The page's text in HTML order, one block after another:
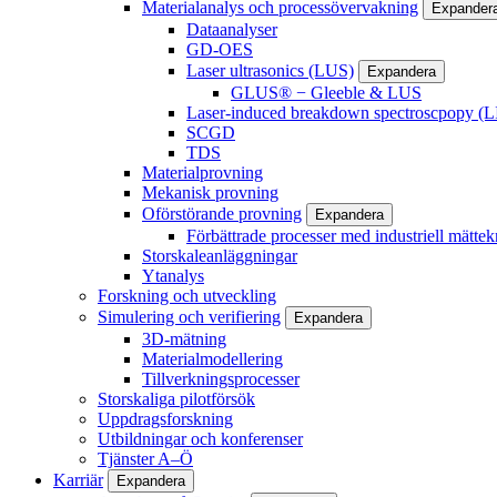
Materialanalys och processövervakning
Dataanalyser
GD-OES
Laser ultrasonics (LUS)
Expandera
GLUS® − Gleeble & LUS
Laser-induced breakdown spectroscpopy
SCGD
TDS
Materialprovning
Mekanisk provning
Oförstörande provning
Expandera
Förbättrade processer med industriell
Storskaleanläggningar
Ytanalys
Forskning och utveckling
Simulering och verifiering
Expandera
3D-mätning
Materialmodellering
Tillverkningsprocesser
Storskaliga pilotförsök
Uppdragsforskning
Utbildningar och konferenser
Tjänster A–Ö
Karriär
Expandera